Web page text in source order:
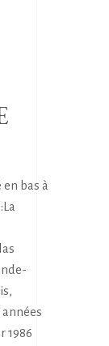
bas à
1986